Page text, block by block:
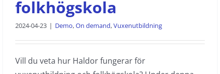
folkhögskola
2024-04-23 | Demo,On demand,Vuxenutbildning
Vill du veta hur Haldor fungerar för